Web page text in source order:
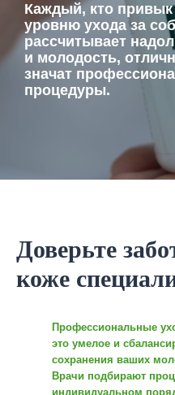
Каждый, кто
уровню ухода за
рассчитывает
и молодость,
значат
процедуры.
Доверьте
коже
Профессиональные
это умелое и
сохранения ваших
Врачи подбирают
индивидуальном